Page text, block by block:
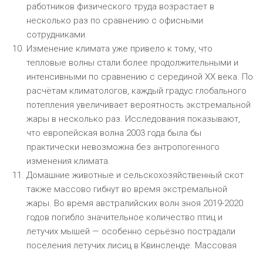
работников физического труда возрастает в
несколько раз по сравнению с офисными
сотрудниками.
Изменение климата уже привело к тому, что
тепловые волны стали более продолжительными и
интенсивными по сравнению с серединой XX века. По
расчётам климатологов, каждый градус глобального
потепления увеличивает вероятность экстремальной
жары в несколько раз. Исследования показывают,
что европейская волна 2003 года была бы
практически невозможна без антропогенного
изменения климата.
Домашние животные и сельскохозяйственный скот
также массово гибнут во время экстремальной
жары. Во время австралийских волн зноя 2019-2020
годов погибло значительное количество птиц и
летучих мышей — особенно серьёзно пострадали
поселения летучих лисиц в Квинсленде. Массовая